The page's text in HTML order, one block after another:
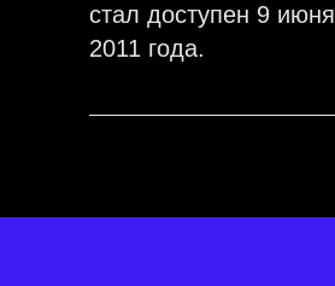
стал доступен 9 июня
2011 года.